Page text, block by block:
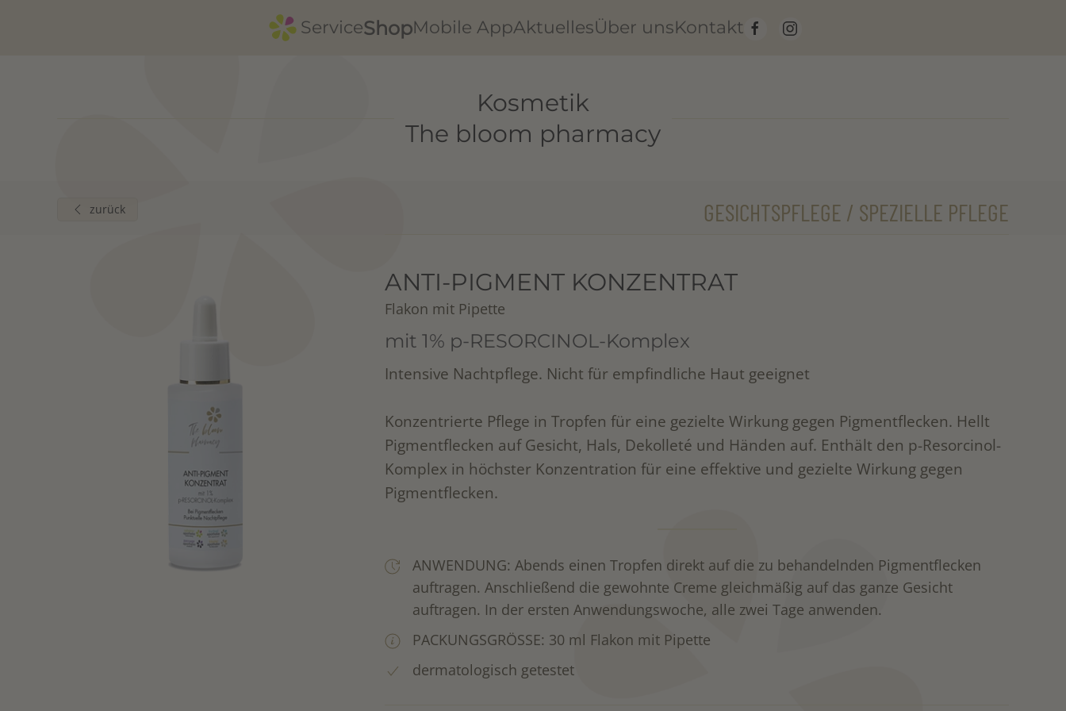
ServiceShopMobile AppAktuellesÜber unsKontakt
Kosmetik
The bloom pharmacy
zurück GESICHTSPFLEGE / SPEZIELLE PFLEGE
ANTI-PIGMENT KONZENTRAT
Flakon mit Pipette
mit 1% p-RESORCINOL-Komplex
Intensive Nachtpflege. Nicht für empfindliche Haut geeignet
Konzentrierte Pflege in Tropfen für eine gezielte Wirkung gegen Pigmentflecken. Hellt
Pigmentflecken auf Gesicht, Hals, Dekolleté und Händen auf. Enthält den p-Resorcinol-
Komplex in höchster Konzentration für eine effektive und gezielte Wirkung gegen
Pigmentflecken.
ANWENDUNG: Abends einen Tropfen direkt auf die zu behandelnden Pigmentflecken
auftragen. Anschließend die gewohnte Creme gleichmäßig auf das ganze Gesicht
auftragen. In der ersten Anwendungswoche, alle zwei Tage anwenden.
PACKUNGSGRÖSSE: 30 ml Flakon mit Pipette
dermatologisch getestet